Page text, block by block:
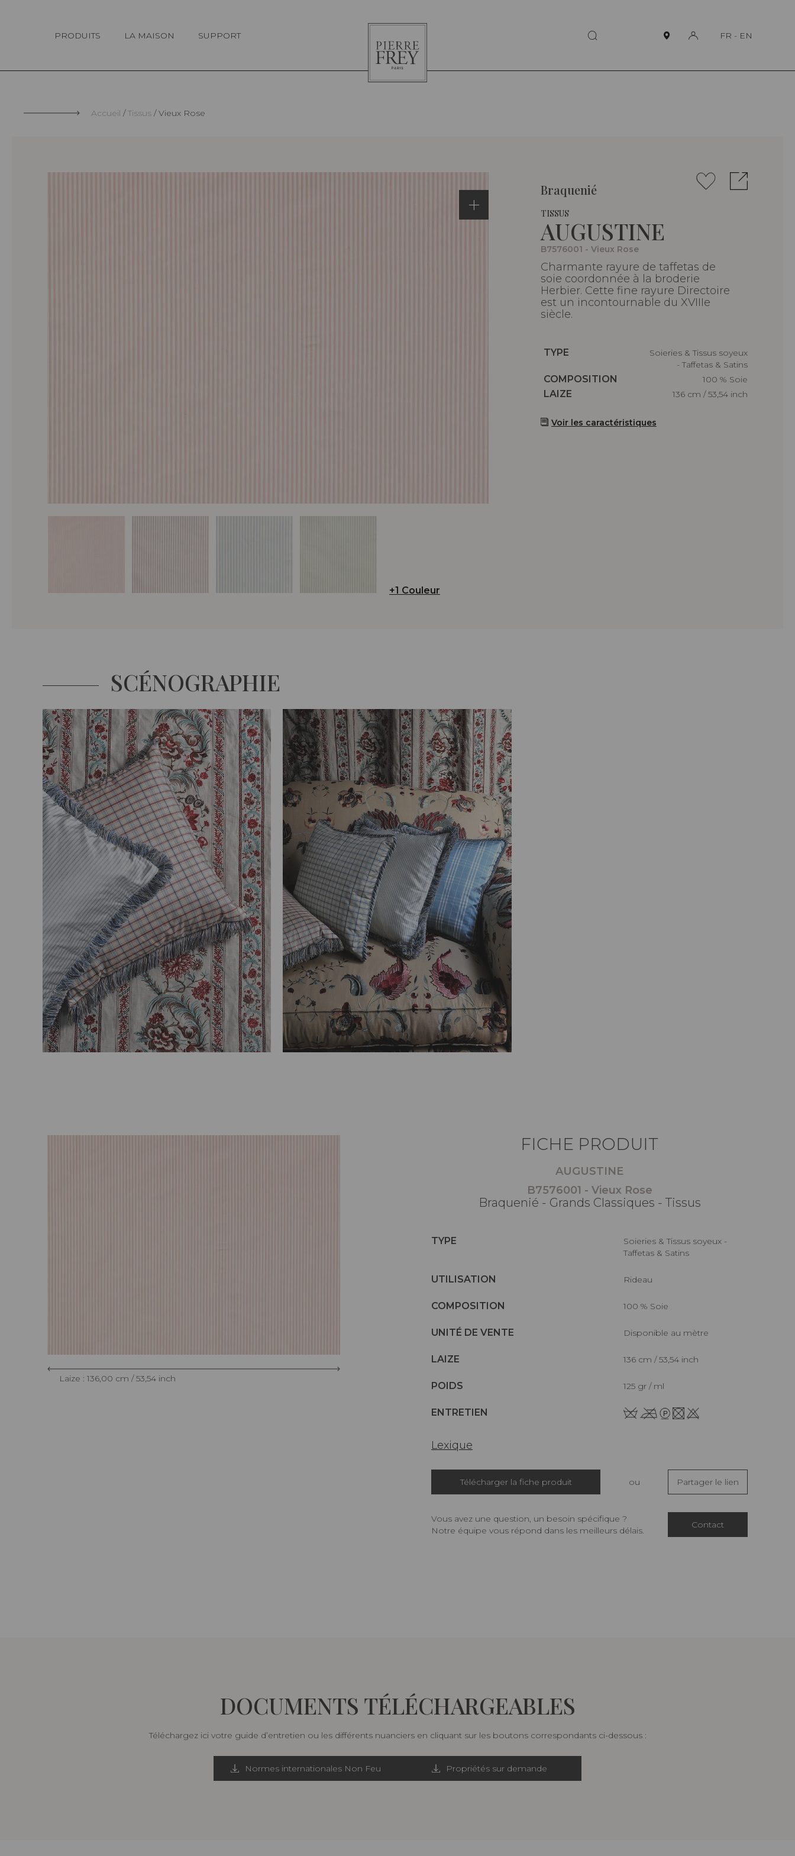
PRODUITS LA MAISON SUPPORT
Pierre
Frey
FR - EN
Accueil Tissus Vieux Rose
+1 Couleur
Braquenié
TISSUS
AUGUSTINE
B7576001 - Vieux Rose
Charmante rayure de taffetas de
soie coordonnée à la broderie
Herbier. Cette fine rayure Directoire
est un incontournable du XVIIIe
siècle.
Caractéristiques
TYPE
Soieries & Tissus soyeux
- Taffetas & Satins
Caractéristiques
COMPOSITION
100 % Soie
Caractéristiques
LAIZE 136 cm / 53,54 inch
Voir les caractéristiques
SCÉNOGRAPHIE
Laize : 136,00 cm / 53,54 inch
FICHE PRODUIT
AUGUSTINE
B7576001 - Vieux Rose
Braquenié - Grands Classiques - Tissus
TYPE
Soieries & Tissus soyeux -
Taffetas & Satins
UTILISATION Rideau
COMPOSITION 100 % Soie
UNITÉ DE VENTE Disponible au mètre
LAIZE 136 cm / 53,54 inch
POIDS 125 gr / ml
ENTRETIEN
Lexique
Télécharger la fiche produit ou Partager le lien
Vous avez une question, un besoin spécifique ?
Notre équipe vous répond dans les meilleurs délais.
Contact
DOCUMENTS TÉLÉCHARGEABLES
Téléchargez ici votre guide d’entretien ou les différents nuanciers en cliquant sur les boutons correspondants ci-dessous :
Normes internationales Non Feu Propriétés sur demande